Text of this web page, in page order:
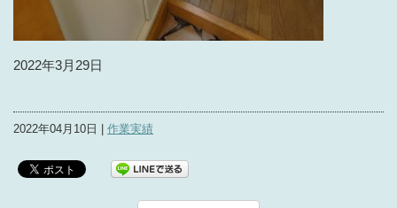
2022年3月29日
2022年04月10日 | 作業実績